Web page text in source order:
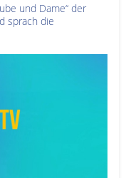
und Dame“ der
sprach die